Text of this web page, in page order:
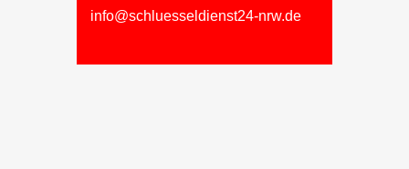
info@schluesseldienst24-nrw.de